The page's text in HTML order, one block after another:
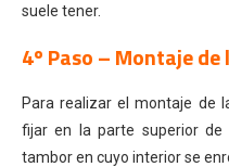
suele tener.
4º Paso – Montaje
Para realizar el montaje de
fijar en la parte superior de
tambor en cuyo interior se